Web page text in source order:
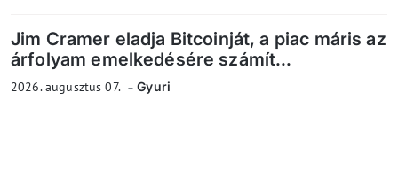
Jim Cramer eladja Bitcoinját, a piac máris az
árfolyam emelkedésére számít...
2026. augusztus 07. Gyuri